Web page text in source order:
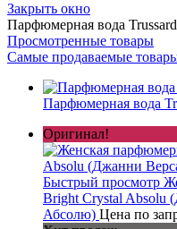
Закрыть окно
Парфюмерная вода
Просмотренные товары
Самые продаваемые
Парфюмерная вода
Оригинал!
Быстрый просмотр
Bright Crystal Absolu
Абсолю) Цена по